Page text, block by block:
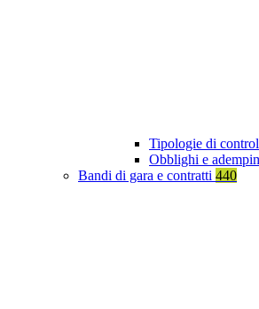
Tipologie di
Obblighi e
Bandi di gara e contratti 440